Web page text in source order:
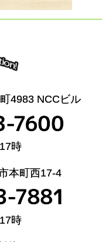
4983 NCCビル
時
本町西17-4
時